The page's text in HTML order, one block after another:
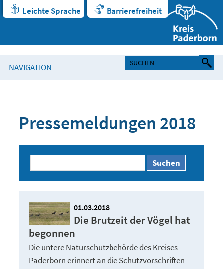
Leichte Sprache Barrierefreiheit
NAVIGATION
Pressemeldungen 2018
Suchen
01.03.2018
Die Brutzeit der Vögel hat
begonnen
Die untere Naturschutzbehörde des Kreises
Paderborn erinnert an die Schutzvorschriften